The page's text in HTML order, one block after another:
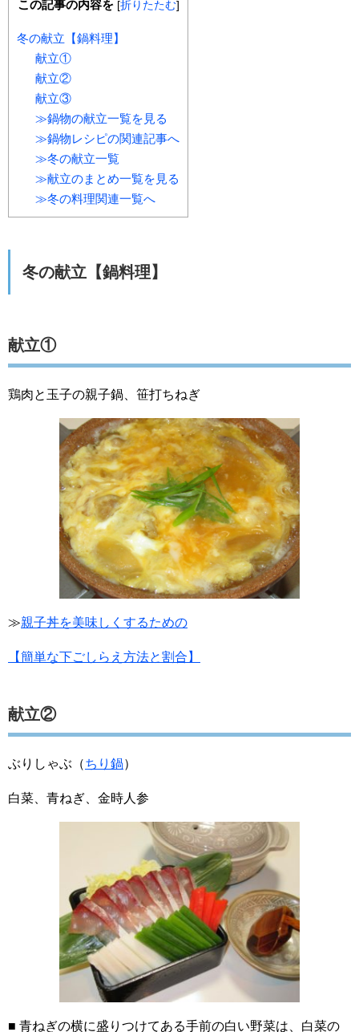
この記事の内容を [折りたたむ]
冬の献立【鍋料理】
献立①
献立②
献立③
≫鍋物の献立一覧を見る
≫鍋物レシピの関連記事へ
≫冬の献立一覧
≫献立のまとめ一覧を見る
≫冬の料理関連一覧へ
冬の献立【鍋料理】
献立①
鶏肉と玉子の親子鍋、笹打ちねぎ
≫親子丼を美味しくするための
【簡単な下ごしらえ方法と割合】
献立②
ぶりしゃぶ（ちり鍋）
白菜、青ねぎ、金時人参
■ 青ねぎの横に盛りつけてある手前の白い野菜は、白菜の